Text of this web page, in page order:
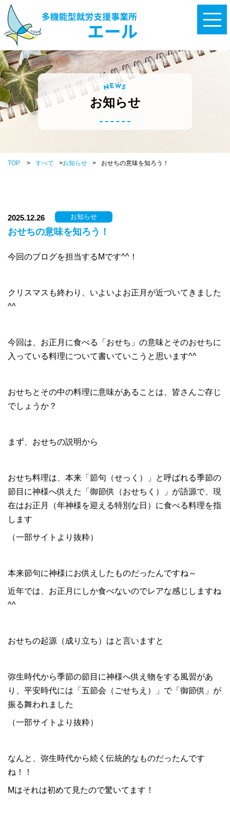
NEWS
お知らせ
TOP > すべて >お知らせ > おせちの意味を知ろう！
2025.12.26 お知らせ
おせちの意味を知ろう！
今回のブログを担当するMです^^！
クリスマスも終わり、いよいよお正月が近づいてきました
^^
今回は、お正月に食べる「おせち」の意味とそのおせちに
入っている料理について書いていこうと思います^^
おせちとその中の料理に意味があることは、皆さんご存じ
でしょうか？
まず、おせちの説明から
おせち料理は、本来「節句（せっく）」と呼ばれる季節の
節目に神様へ供えた「御節供（おせちく）」が語源で、現
在はお正月（年神様を迎える特別な日）に食べる料理を指
します
（一部サイトより抜粋）
本来節句に神様にお供えしたものだったんですね～
近年では、お正月にしか食べないのでレアな感じしますね
^^
おせちの起源（成り立ち）はと言いますと
弥生時代から季節の節目に神様へ供え物をする風習があ
り、平安時代には「五節会（ごせちえ）」で「御節供」が
振る舞われました
（一部サイトより抜粋）
なんと、弥生時代から続く伝統的なものだったんです
ね！！
Mはそれは初めて見たので驚いてます！